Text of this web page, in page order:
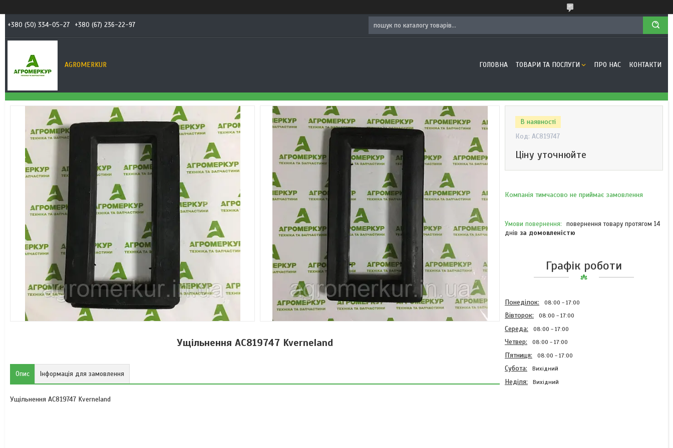
+380 (50) 334-05-27 +380 (67) 236-22-97
AGROMERKUR ГОЛОВНА ТОВАРИ ТА ПОСЛУГИ ПРО НАС КОНТАКТИ
Ущільнення AC819747 Kverneland
Опис Інформація для замовлення
Ущільнення AC819747 Kverneland
В наявності
Код: AC819747
Ціну уточнюйте
Компанія тимчасово не приймає замовлення
повернення товару протягом 14
днів за домовленістю
Графік роботи
Понеділок 08:00 17:00
Вівторок 08:00 17:00
Середа 08:00 17:00
Четвер 08:00 17:00
Пʼятниця 08:00 17:00
Субота Вихідний
Неділя Вихідний